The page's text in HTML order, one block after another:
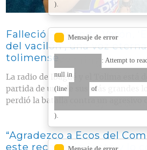
).
Mensaje de error
: Attempt to
null in
(line of
).
Falleció Fernando Varón,
del vacilón’, una voz
tolimense
La radio de Ibagué y el Tolima está
partida de uno de sus más grandes
perdió la batalla contra un agresivo
“Agradezco a Ecos del
este reconocimiento y lo